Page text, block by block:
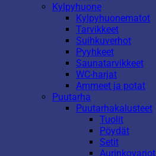
Kylpyhuone
Kylpyhuonematot
Tarvikkeet
Suihkuverhot
Pyyhkeet
Saunatarvikkeet
WC-harjat
Ammeet ja potat
Puutarha
Puutarhakalusteet
Tuolit
Pöydät
Setit
Aurinkovarjot